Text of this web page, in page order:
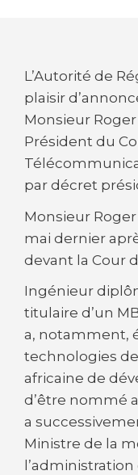
L’Autorité de
plaisir
Monsieur
Président du
par décret
Monsieur
mai dernier
devant la Cour
Ingénieur
titulaire d’un
a, notamment,
technologies
africaine de
d’être nommé
a
Ministre de la